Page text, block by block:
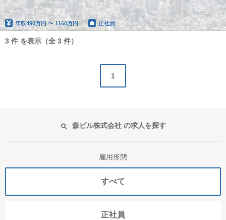
年収490万円 〜 1160万円 正社員
3 件 を表示（全 3 件）
1
森ビル株式会社 の求人を探す
雇用形態
すべて
正社員